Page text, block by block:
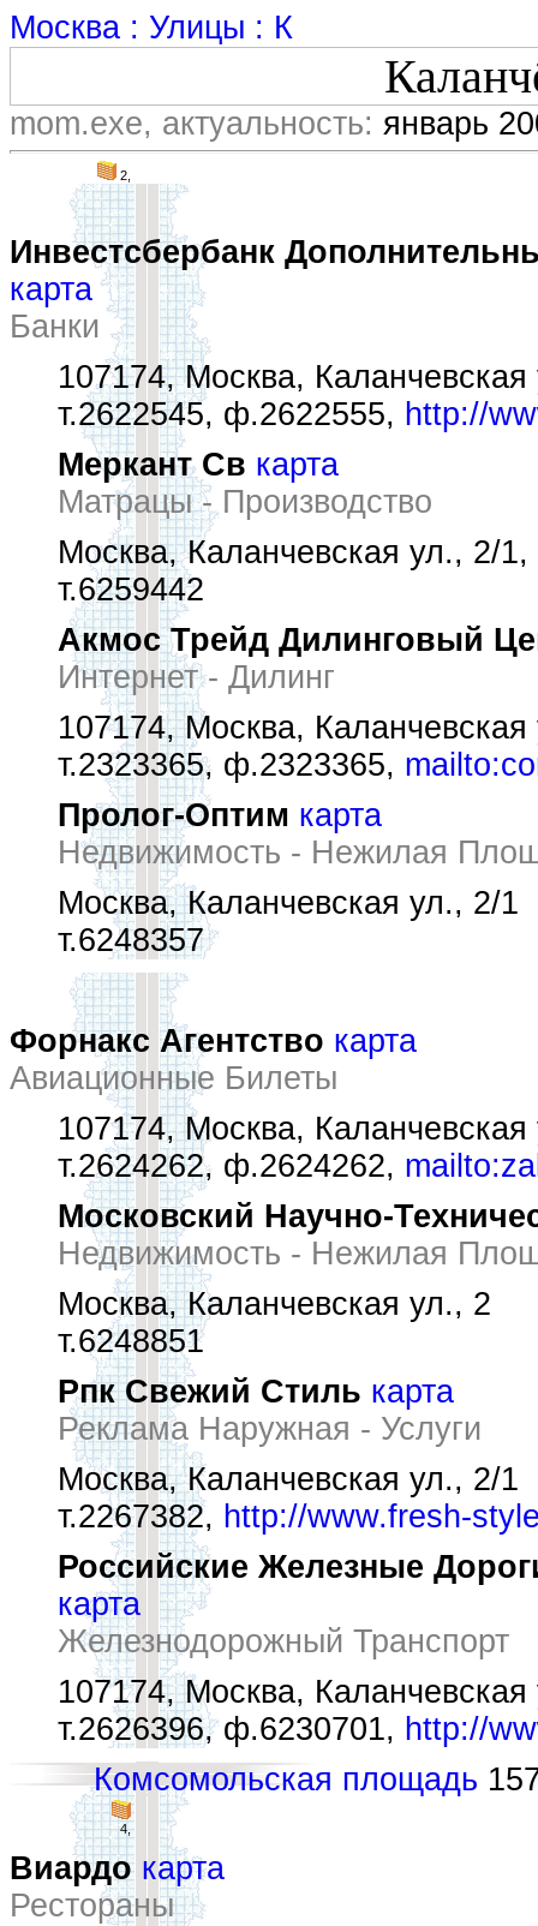
Москва : Улицы : К
mom.exe, актуальность: январь
2,
Инвестсбербанк
карта
Банки
107174, Москва, Каланчевская
т.2622545, ф.2622555, http://
Меркант Св карта
Матрацы - Производство
Москва, Каланчевская ул., 2/1,
т.6259442
Акмос Трейд Дилинговый
Интернет - Дилинг
107174, Москва,
т.2323365, ф.2323365,
Пролог-Оптим карта
Недвижимость - Нежилая
Москва, Каланчевская ул., 2/1
т.6248357
Форнакс Агентство карта
Авиационные Билеты
107174, Москва, Каланчевская
т.2624262, ф.2624262,
Московский Научно-
Недвижимость - Нежилая
Москва, Каланчевская ул., 2
т.6248851
Рпк Свежий Стиль карта
Реклама Наружная - Услуги
Москва, Каланчевская ул., 2/1
т.2267382, http://www.fresh-
Российские Железные
карта
Железнодорожный Транспорт
107174, Москва, Каланчевская
т.2626396, ф.6230701, http://
Комсомольская площадь
4,
Виардо карта
Рестораны